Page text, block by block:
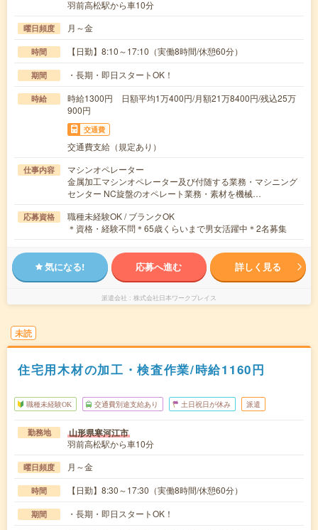
羽前高松駅から車10分
曜日頻度 月～金
時間 【日勤】8:10～17:10（実働8時間/休憩60分）
期間 ・長期・即日スタートOK！
時給
時給1300円 日額平均1万400円/月額21万8400円/残込25万
900円
交通費
交通費支給（規定あり）
仕事内容
マシンオペレーター
金属加工マシンオペレーター及び付随する業務・マシニング
センター NC旋盤のオペレート業務・素材を機械…
応募資格
職種未経験OK / ブランクOK
＊資格・経験不問＊65歳くらいまで男女活躍中＊2名募集
気になる! 応募へ進む 詳しく見る
派遣会社 株式会社日本ワークプレイス
未読
住宅用木材の加工・検査作業/時給1160円
職種未経験OK 交通費別途支給あり 土日祝日が休み 派遣
勤務地 山形県寒河江市
羽前高松駅から車10分
曜日頻度 月～金
時間 【日勤】8:30～17:30（実働8時間/休憩60分）
期間 ・長期・即日スタートOK！